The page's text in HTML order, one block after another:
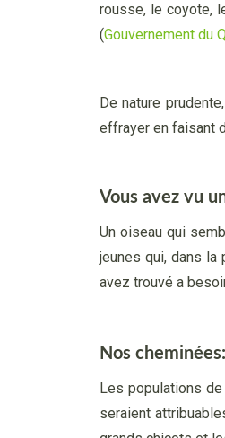
rousse, le coyote,
(Gouvernement du
De nature
effrayer en faisant
Vous avez vu
Un oiseau qui
jeunes qui, dans la
avez trouvé a
Nos
Les populations
seraient